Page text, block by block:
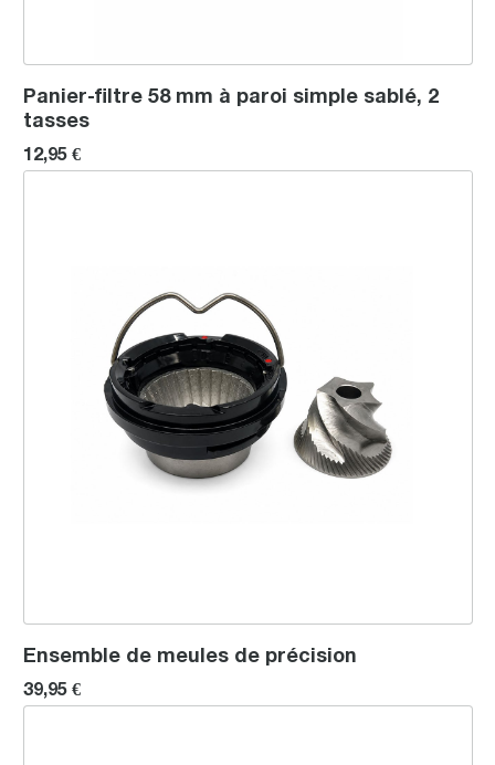
Panier-filtre 58 mm à paroi simple sablé, 2
tasses
12,95 €
Ensemble de meules de précision
Ensemble de meules de précision
39,95 €
Bac d'égouttement (Noir Édition) .